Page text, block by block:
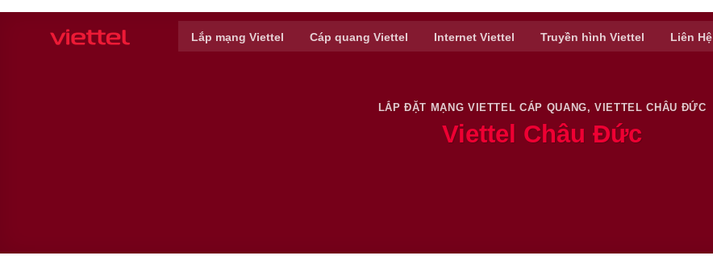
Skip
Lắp mạng Viettel Cáp quang Viettel Internet Viettel Truyền hình Viettel Liên Hệ
LẮP ĐẶT MẠNG VIETTEL CÁP QUANG,VIETTEL CHÂU ĐỨC
Viettel Châu Đức